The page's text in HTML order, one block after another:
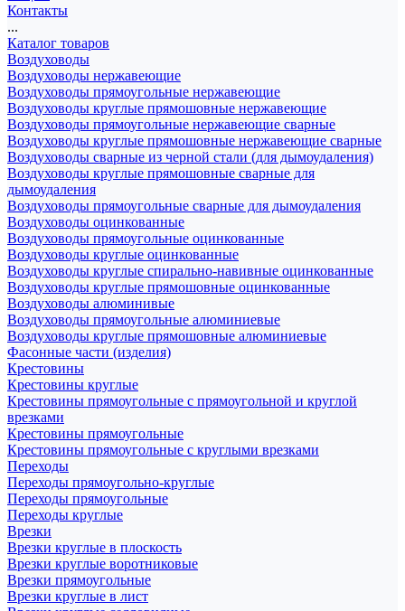
Контакты
...
Каталог товаров
Воздуховоды
Воздуховоды нержавеющие
Воздуховоды прямоугольные нержавеющие
Воздуховоды круглые прямошовные нержавеющие
Воздуховоды прямоугольные нержавеющие сварные
Воздуховоды круглые прямошовные нержавеющие сварные
Воздуховоды сварные из черной стали (для дымоудаления)
Воздуховоды круглые прямошовные сварные для
дымоудаления
Воздуховоды прямоугольные сварные для дымоудаления
Воздуховоды оцинкованные
Воздуховоды прямоугольные оцинкованные
Воздуховоды круглые оцинкованные
Воздуховоды круглые спирально-навивные оцинкованные
Воздуховоды круглые прямошовные оцинкованные
Воздуховоды алюминивые
Воздуховоды прямоугольные алюминиевые
Воздуховоды круглые прямошовные алюминиевые
Фасонные части (изделия)
Крестовины
Крестовины круглые
Крестовины прямоугольные с прямоугольной и круглой
врезками
Крестовины прямоугольные
Крестовины прямоугольные с круглыми врезками
Переходы
Переходы прямоугольно-круглые
Переходы прямоугольные
Переходы круглые
Врезки
Врезки круглые в плоскость
Врезки круглые воротниковые
Врезки прямоугольные
Врезки круглые в лист